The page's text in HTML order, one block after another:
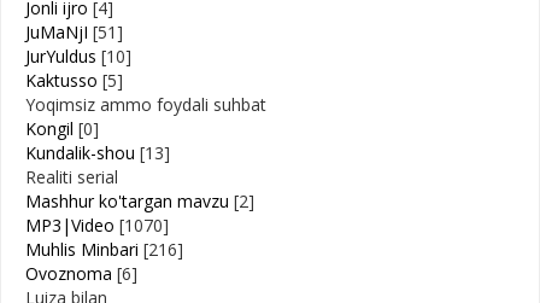
Jonli ijro [4]
JuMaNjI [51]
JurYuldus [10]
Kaktusso [5]
Yoqimsiz ammo foydali suhbat
Kongil [0]
Kundalik-shou [13]
Realiti serial
Mashhur ko'targan mavzu [2]
MP3|Video [1070]
Muhlis Minbari [216]
Ovoznoma [6]
Luiza bilan